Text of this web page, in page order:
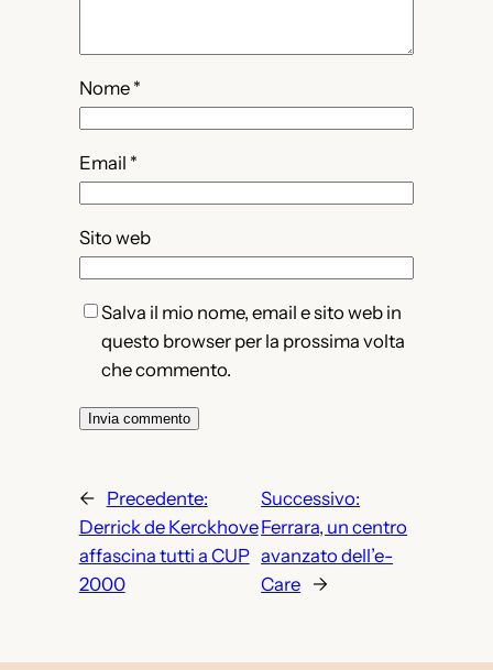
Nome *
Email *
Sito web
Salva il mio nome, email e sito web in
questo browser per la prossima volta
che commento.
←
Precedente:
Derrick de Kerckhove
affascina tutti a CUP
2000
Successivo:
Ferrara, un centro
avanzato dell’e-
Care →